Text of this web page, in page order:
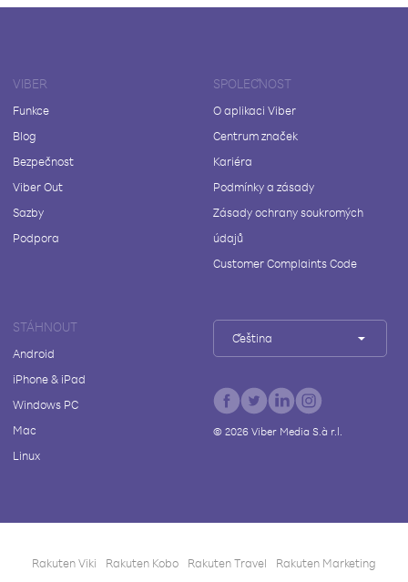
VIBER
Funkce
Blog
Bezpečnost
Viber Out
Sazby
Podpora
SPOLEČNOST
O aplikaci Viber
Centrum značek
Kariéra
Podmínky a zásady
Zásady ochrany soukromých
údajů
Customer Complaints Code
STÁHNOUT
Android
iPhone & iPad
Windows PC
Mac
Linux
Čeština
© 2026Viber Media S.à r.l.
Rakuten Viki Rakuten Kobo Rakuten Travel Rakuten Marketing